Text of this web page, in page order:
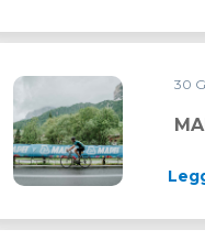
MAPEI ALLA 30